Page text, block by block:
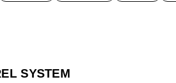
SYSTEM